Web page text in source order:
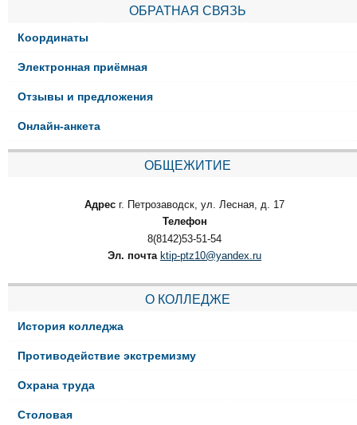
ОБРАТНАЯ СВЯЗЬ
Координаты
Электронная приёмная
Отзывы и предложения
Онлайн-анкета
ОБЩЕЖИТИЕ
Адрес г. Петрозаводск, ул. Лесная, д. 17
Телефон
8(8142)53-51-54
Эл. почта ktip-ptz10@yandex.ru
О КОЛЛЕДЖЕ
История колледжа
Противодействие экстремизму
Охрана труда
Столовая